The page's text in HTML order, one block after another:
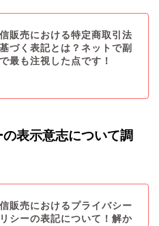
販売における特定商取引法
づく表記とは？ネットで副
最も注視した点です！
表示意志について調
販売におけるプライバシー
シーの表記について！解か